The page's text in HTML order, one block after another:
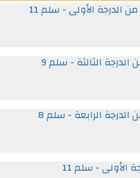
الأولى - سلم 11
الثالثة - سلم 9
الرابعة - سلم 8
- سلم 11